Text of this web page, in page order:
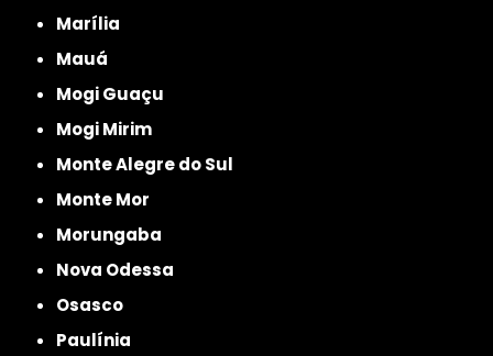
Marília
Mauá
Mogi Guaçu
Mogi Mirim
Monte Alegre do Sul
Monte Mor
Morungaba
Nova Odessa
Osasco
Paulínia